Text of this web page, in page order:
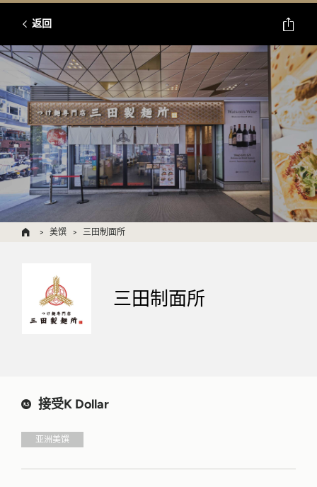
返回
美馔 三田制面所
三田制面所
接受K Dollar
亚洲美馔